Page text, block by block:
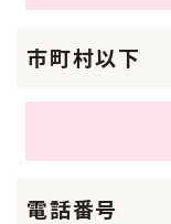
市町村以下
電話番号